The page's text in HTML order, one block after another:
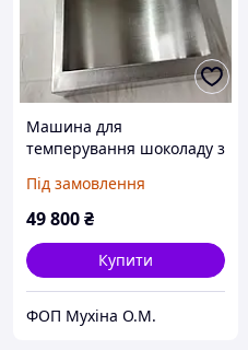
Машина для
темперування шоколаду з
завантаження від 8 кг до
18 кг
Під замовлення
49 800₴
Купити
ФОП Мухіна О.М.